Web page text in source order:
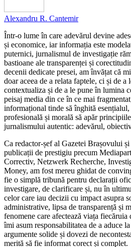
Alexandru R. Cantemir
Într-o lume în care adevărul devine
și economice, iar informația este
puternici, jurnalismul de investigație
bastioane ale transparenței și
decenii dedicate presei, am învățat că
doar aceea de a relata faptele, ci și de a
contextualiza și de a le pune în lumina
peisaj media din ce în ce mai
informațional tinde să înghită esențialul,
profesională și morală să apăr
jurnalismului autentic: adevărul,
Ca redactor-șef al Gazetei Brașovului
publicații de prestigiu precum
Correctiv, Netzwerk Recherche,
Money, am fost mereu ghidat de
fie o simplă tribună pentru declarații
investigare, de clarificare și, nu în
celor care iau decizii cu impact asupra
administrative, lipsa de transparență și
fenomene care afectează viața
îmi asum responsabilitatea de a aduce
argumente solide și dovezi de
merită să fie informat corect și complet.